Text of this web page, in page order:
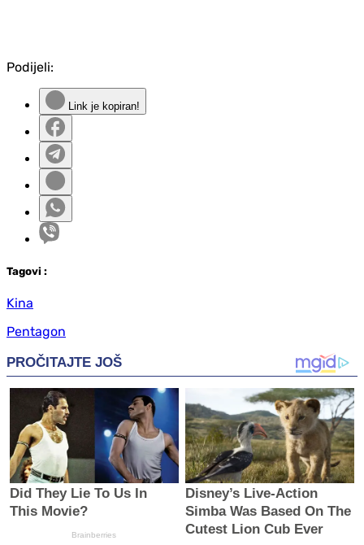
Podijeli:
Link je kopiran!
Tagovi :
Kina
Pentagon